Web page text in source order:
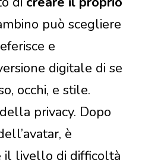
può scegliere
e
digitale di se
occhi, e stile.
privacy. Dopo
è
il livello di difficoltà